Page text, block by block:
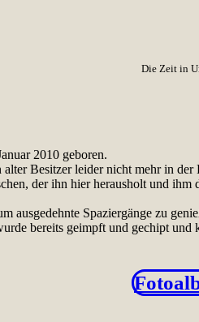
Die Zeit in
2010 geboren.
Besitzer leider nicht mehr in
der ihn hier herausholt und
ausgedehnte Spaziergänge zu
bereits geimpft und gechipt